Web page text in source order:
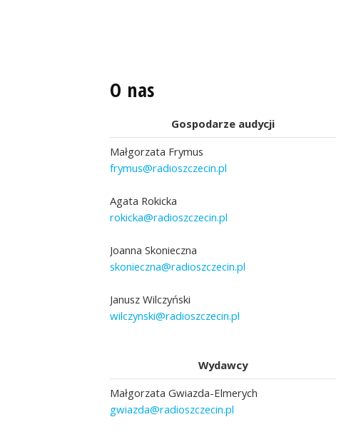
O nas
Gospodarze audycji
Małgorzata Frymus
frymus@radioszczecin.pl
Agata Rokicka
rokicka@radioszczecin.pl
Joanna Skonieczna
skonieczna@radioszczecin.pl
Janusz Wilczyński
wilczynski@radioszczecin.pl
Wydawcy
Małgorzata Gwiazda-Elmerych
gwiazda@radioszczecin.pl